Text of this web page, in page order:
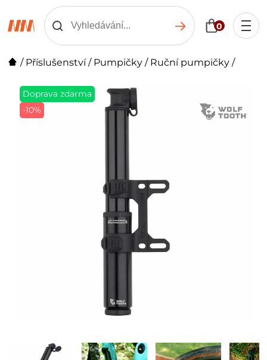
0
/ Příslušenství/ Pumpičky / Ruční pumpičky /
Doprava zdarma
-10%